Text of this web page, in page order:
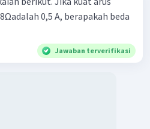
0,5 A, berapakah beda
Jawaban terverifikasi